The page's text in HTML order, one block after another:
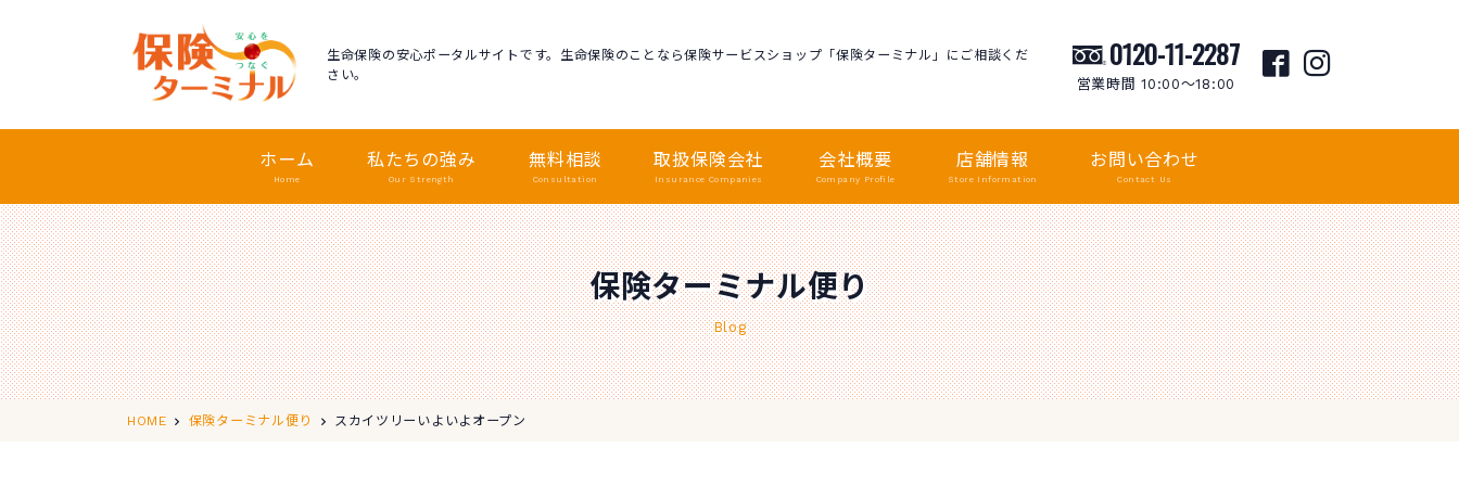
生命保険の安心ポータルサイトです。生命保険のことなら保険サービスショップ「保険ターミナル」にご相談くだ
さい。
0120-11-2287
営業時間 10:00〜18:00
ホーム
Home
私たちの強み
Our Strength
無料相談
Consultation
取扱保険会社
Insurance Companies
会社概要
Company Profile
店舗情報
Store Information
お問い合わせ
Contact Us
保険ターミナル便り
Blog
HOME 保険ターミナル便り スカイツリーいよいよオープン